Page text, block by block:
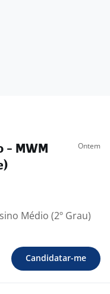
- MWM
Ontem
Médio (2º Grau)
Candidatar-me